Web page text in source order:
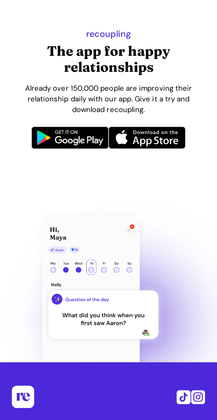
recoupling
The app for happy
relationships
Already over 150,000 people are improving their
relationship daily with our app. Give it a try and
download recoupling.